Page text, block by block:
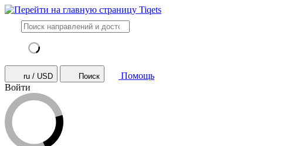
ru / USD Поиск
Помощь
Войти